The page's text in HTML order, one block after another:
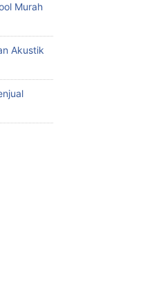
Murah
Akustik